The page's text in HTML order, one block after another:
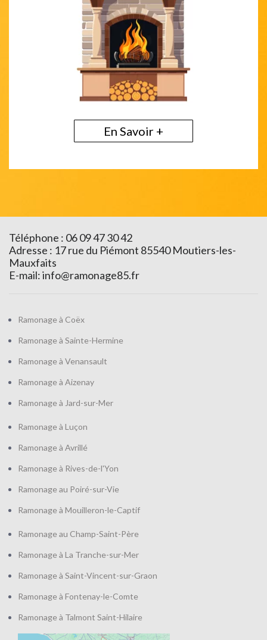
En Savoir +
Téléphone : 06 09 47 30 42
Adresse : 17 rue du Piémont 85540 Moutiers-les-
Mauxfaits
E-mail:info@ramonage85.fr
Ramonage à Coëx
Ramonage à Sainte-Hermine
Ramonage à Venansault
Ramonage à Aizenay
Ramonage à Jard-sur-Mer
Ramonage à Luçon
Ramonage à Avrillé
Ramonage à Rives-de-l'Yon
Ramonage au Poiré-sur-Vie
Ramonage à Mouilleron-le-Captif
Ramonage au Champ-Saint-Père
Ramonage à La Tranche-sur-Mer
Ramonage à Saint-Vincent-sur-Graon
Ramonage à Fontenay-le-Comte
Ramonage à Talmont Saint-Hilaire